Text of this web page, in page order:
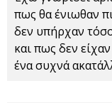
πως θα ένιωθαν
δεν υπήρχαν
και πως δεν
ένα συχνά